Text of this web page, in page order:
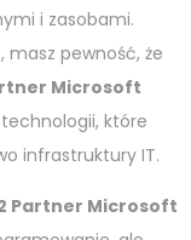
i zasobami.
masz pewność, że
Microsoft
które
infrastruktury IT.
Partner Microsoft